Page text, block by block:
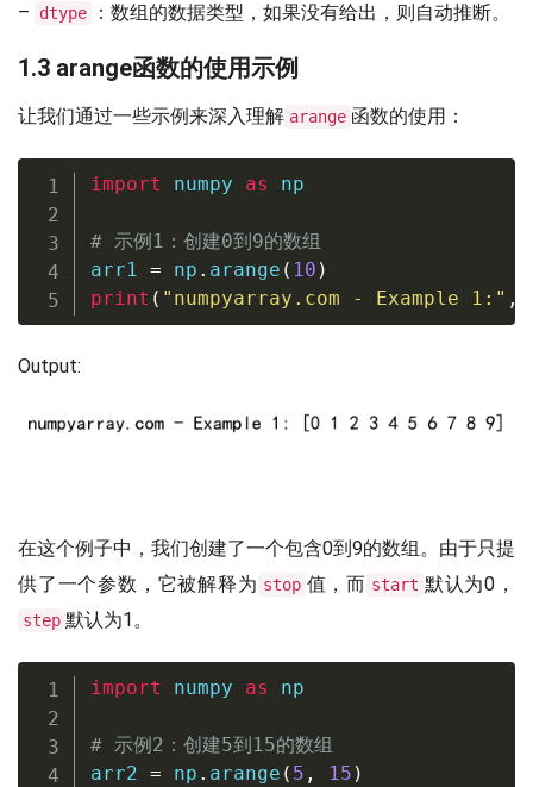
–
dtype ：数组的数据类型，如果没有给出，则自动推断。
1.3 arange函数的使用示例
让我们通过一些示例来深入理解 arange 函数的使用：
import numpy as np
# 示例1：创建0到9的数组
arr1 = np . arange ( 10 )
print ( "numpyarray.com - Example 1:" ,
Output:
在这个例子中，我们创建了一个包含0到9的数组。由于只提
供了一个参数，它被解释为 stop 值，而 start 默认为0，
step 默认为1。
import numpy as np
# 示例2：创建5到15的数组
arr2 = np . arange ( 5 , 15 )